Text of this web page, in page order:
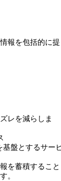
報を包括的に提
レを減らしま
基盤とするサー
を蓄積すること
。